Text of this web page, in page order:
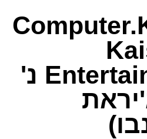
Entertainment Inc נ'